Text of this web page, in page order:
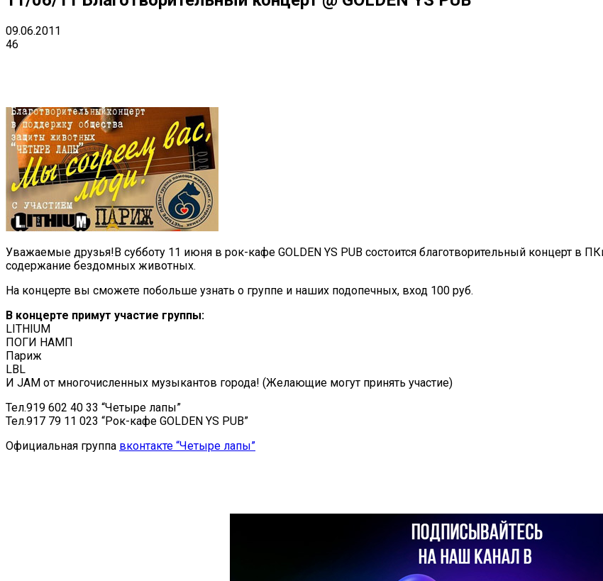
09.06.2011
46
Уважаемые друзья!В субботу 11 июня в рок-кафе GOLDEN YS PUB состоится благотворительный концерт в
содержание бездомных животных.
На концерте вы сможете побольше узнать о группе и наших подопечных, вход 100 руб.
В концерте примут участие группы:
LITHIUM
ПОГИ НАМП
Париж
LBL
И JAM от многочисленных музыкантов города! (Желающие могут принять участие)
Тел.919 602 40 33 “Четыре лапы”
Тел.917 79 11 023 “Рок-кафе GOLDEN YS PUB”
Официальная группа вконтакте “Четыре лапы”